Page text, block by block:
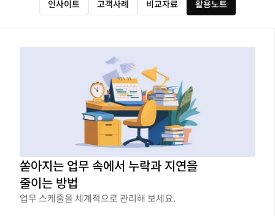
인사이트 고객사례 비교자료 활용노트
쏟아지는 업무 속에서 누락과 지연을
줄이는 방법
업무 스케줄을 체계적으로 관리해 보세요.